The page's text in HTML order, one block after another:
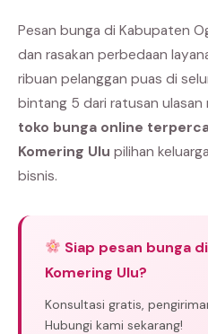
Pesan bunga di Kabupaten
dan rasakan perbedaan
ribuan pelanggan puas di
bintang 5 dari ratusan ulasan
toko bunga online
Komering Ulu pilihan
bisnis.
Siap pesan bunga
Komering Ulu?
Konsultasi gratis,
Hubungi kami sekarang!